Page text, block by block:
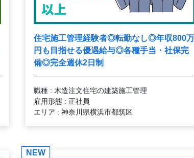
住宅施工管理経験者◎転勤なし◎年収800万
円も目指せる優遇給与◎各種手当・社保完
備◎完全週休2日制
職種 : 木造注文住宅の建築施工管理
雇用形態 : 正社員
エリア : 神奈川県横浜市都筑区
NEW